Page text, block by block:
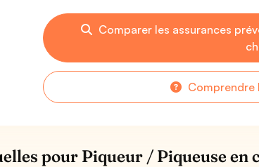
Comparer les assurances
Comprendre
pour Piqueur / Piqueuse en